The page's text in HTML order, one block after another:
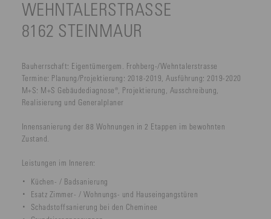
WEHNTALERSTRASSE
8162 STEINMAUR
Bauherrschaft: Eigentümergem. Frohberg-/Wehntalerstrasse
Termine: Planung/Projektierung: 2018-2019, Ausführung: 2019-2020
M+S: M+S Gebäudediagnose®, Projektierung, Ausschreibung,
Realisierung und Generalplaner
Innensanierung der 88 Wohnungen in 2 Etappen im bewohnten
Zustand.
Leistungen im Inneren:
Küchen- / Badsanierung
Esatz Zimmer- / Wohnungs- und Hauseingangstüren
Schadstoffsanierung bei den Cheminee